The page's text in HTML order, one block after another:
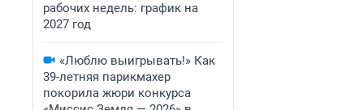
рабочих недель: график на
2027 год
«Люблю выигрывать!» Как
39-летняя парикмахер
покорила жюри конкурса